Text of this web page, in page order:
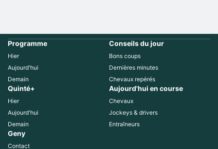
Programme
Hier
Aujourd'hui
Demain
Conseils du jour
Bons coups
Dernières minutes
Chevaux repérés
Quinté+
Hier
Aujourd'hui
Demain
Aujourd'hui en course
Chevaux
Jockeys & drivers
Entraîneurs
Geny
Contact